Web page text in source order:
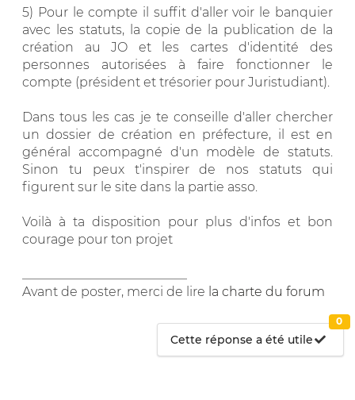
5) Pour le compte il suffit d'aller voir le banquier
avec les statuts, la copie de la publication de la
création au JO et les cartes d'identité des
personnes autorisées à faire fonctionner le
compte (président et trésorier pour Juristudiant).
Dans tous les cas je te conseille d'aller chercher
un dossier de création en préfecture, il est en
général accompagné d'un modèle de statuts.
Sinon tu peux t'inspirer de nos statuts qui
figurent sur le site dans la partie asso.
Voilà à ta disposition pour plus d'infos et bon
courage pour ton projet
Avant de poster, merci de lire la charte du forum
Cette réponse a été utile
0